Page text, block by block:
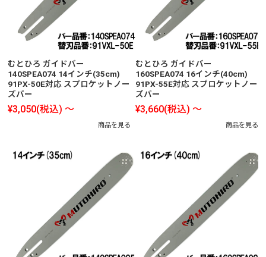
むとひろ ガイドバー
140SPEA074 14インチ(35cm)
91PX-50E対応 スプロケットノー
ズバー
¥3,050(税込) ～
商品を見る
むとひろ ガイドバー
160SPEA074 16インチ(40cm)
91PX-55E対応 スプロケットノー
ズバー
¥3,660(税込) ～
商品を見る